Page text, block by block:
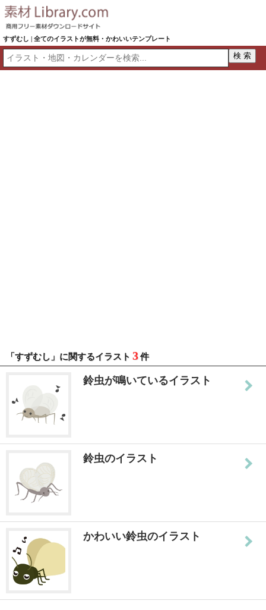
すずむし | 全てのイラストが無料・かわいいテンプレート
「すずむし」に関するイラスト 3件
鈴虫が鳴いているイラスト
鈴虫のイラスト
かわいい鈴虫のイラスト